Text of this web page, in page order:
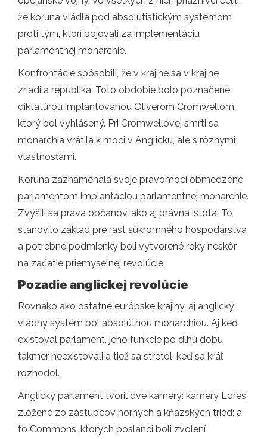
že koruna vládla pod absolutistickým systémom
proti tým, ktorí bojovali za implementáciu
parlamentnej monarchie.
Konfrontácie spôsobili, že v krajine sa v krajine
zriadila republika. Toto obdobie bolo poznačené
diktatúrou implantovanou Oliverom Cromwellom,
ktorý bol vyhlásený. Pri Cromwellovej smrti sa
monarchia vrátila k moci v Anglicku, ale s rôznymi
vlastnosťami.
Koruna zaznamenala svoje právomoci obmedzené
parlamentom implantáciou parlamentnej monarchie.
Zvýšili sa práva občanov, ako aj právna istota. To
stanovilo základ pre rast súkromného hospodárstva
a potrebné podmienky boli vytvorené roky neskôr
na začatie priemyselnej revolúcie.
Pozadie anglickej revolúcie
Rovnako ako ostatné európske krajiny, aj anglický
vládny systém bol absolútnou monarchiou. Aj keď
existoval parlament, jeho funkcie po dlhú dobu
takmer neexistovali a tiež sa stretol, keď sa kráľ
rozhodol.
Anglický parlament tvoril dve kamery: kamery Lores,
zložené zo zástupcov horných a kňazských tried; a
to Commons, ktorých poslanci boli zvolení